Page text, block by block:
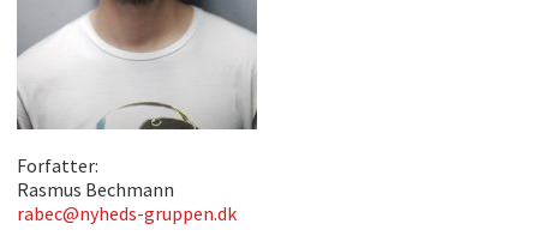
Forfatter:
Rasmus Bechmann
rabec@nyheds-gruppen.dk